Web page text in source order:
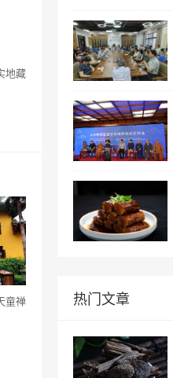
地藏
童禅
热门文章